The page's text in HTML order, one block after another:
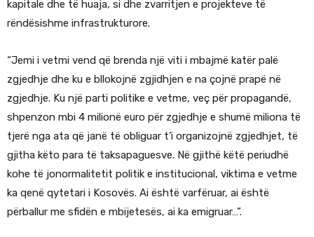
kapitale dhe të huaja, si dhe zvarritjen e projekteve të
rëndësishme infrastrukturore.
“Jemi i vetmi vend që brenda një viti i mbajmë katër palë
zgjedhje dhe ku e bllokojnë zgjidhjen e na çojnë prapë në
zgjedhje. Ku një parti politike e vetme, veç për propagandë,
shpenzon mbi 4 milionë euro për zgjedhje e shumë miliona të
tjerë nga ata që janë të obliguar t’i organizojnë zgjedhjet, të
gjitha këto para të taksapaguesve. Në gjithë këtë periudhë
kohe të jonormalitetit politik e institucional, viktima e vetme
ka qenë qytetari i Kosovës. Ai është varfëruar, ai është
përballur me sfidën e mbijetesës, ai ka emigruar…”.